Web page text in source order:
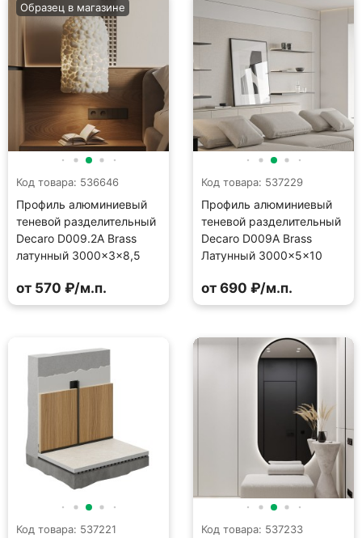
Код товара: 536646
Профиль алюминиевый
теневой разделительный
Decaro D009.2A Brass
латунный 3000×3×8,5
Образец в магазине
от 570 ₽/м.п.
Код товара: 537229
Профиль алюминиевый
теневой разделительный
Decaro D009A Brass
Латунный 3000×5×10
от 690 ₽/м.п.
Код товара: 537221 Код товара: 537233